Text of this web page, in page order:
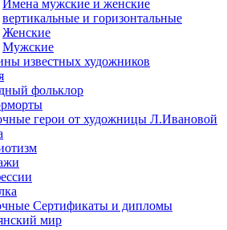
Имена мужские и женские
вертикальные и горизонтальные
Женские
Мужские
известных художников
фольклор
герои от художницы Л.Ивановой
Сертификаты и дипломы
мир